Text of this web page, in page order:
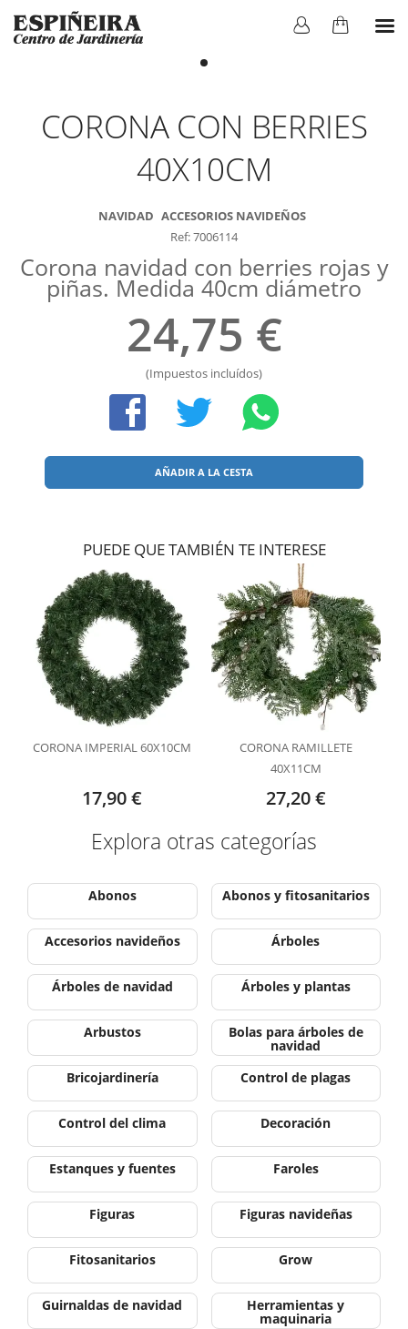
CORONA CON BERRIES
40X10CM
NAVIDAD ACCESORIOS NAVIDEÑOS
Ref: 7006114
Corona navidad con berries rojas y
piñas. Medida 40cm diámetro
24,75 €
(Impuestos incluídos)
AÑADIR A LA CESTA
PUEDE QUE TAMBIÉN TE INTERESE
CORONA IMPERIAL 60X10CM
17,90 €
CORONA RAMILLETE
40X11CM
27,20 €
Explora otras categorías
Abonos Abonos y fitosanitarios
Accesorios navideños Árboles
Árboles de navidad Árboles y plantas
Arbustos Bolas para árboles de
navidad
Bricojardinería
Control de plagas
Control del clima Decoración
Estanques y fuentes Faroles
Figuras Figuras navideñas
Fitosanitarios Grow
Guirnaldas de navidad Herramientas y
maquinaria